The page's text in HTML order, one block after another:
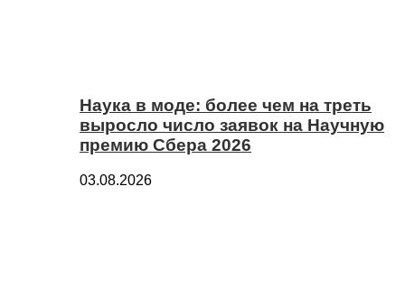
Наука в моде: более чем на треть
выросло число заявок на Научную
премию Сбера 2026
03.08.2026